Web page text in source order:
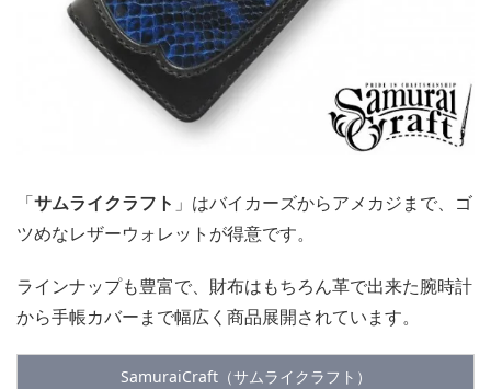
「サムライクラフト 」はバイカーズからアメカジまで、ゴ
ツめなレザーウォレットが得意です。
ラインナップも豊富で、財布はもちろん革で出来た腕時計
から手帳カバーまで幅広く商品展開されています。
SamuraiCraft（サムライクラフト）